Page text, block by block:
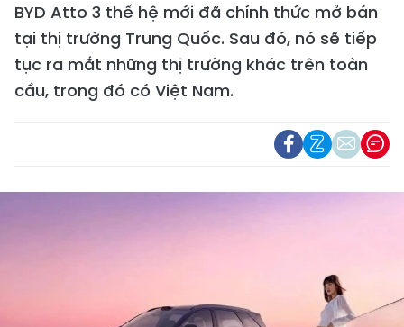
BYD Atto 3 thế hệ mới đã chính thức mở bán
tại thị trường Trung Quốc. Sau đó, nó sẽ tiếp
tục ra mắt những thị trường khác trên toàn
cầu, trong đó có Việt Nam.